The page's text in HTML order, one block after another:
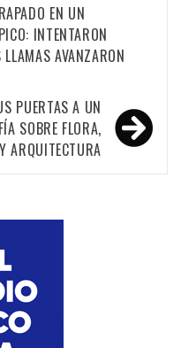
EN UN
INTENTARON
LLAMAS AVANZARON
PUERTAS A UN
SOBRE FLORA,
ARQUITECTURA